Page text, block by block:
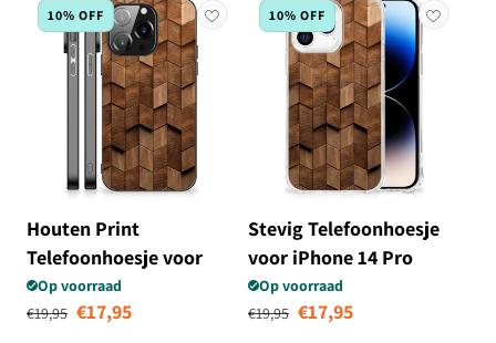
10% OFF
Houten Print
Telefoonhoesje voor
iPhone 14 Pro Wooden
Cubes
Op voorraad
Normale prijs
€19,95 Aanbiedingsprijs
€17,95
10% OFF
Stevig Telefoonhoesje
voor iPhone 14 Pro
Wooden Cubes
Op voorraad
Normale prijs
€19,95 €17,95